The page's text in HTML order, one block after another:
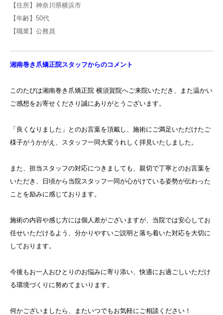
【住所】神奈川県横浜市
【年齢】50代
【職業】公務員
湘南巻き爪矯正院スタッフからのコメント
このたびは湘南巻き爪矯正院 横須賀院へご来院いただき、また温かい
ご感想をお寄せくださり誠にありがとうございます。
「良くなりました」とのお言葉を頂戴し、施術にご満足いただけたご
様子がうかがえ、スタッフ一同大変うれしく拝見いたしました。
また、担当スタッフの対応につきましても、親切で丁寧とのお言葉を
いただき、日頃から当院スタッフ一同が心がけている姿勢が伝わった
ことを励みに感じております。
施術の内容や感じ方には個人差がございますが、当院では安心してお
任せいただけるよう、分かりやすいご説明と落ち着いた対応を大切に
しております。
今後もお一人おひとりのお悩みに寄り添い、快適にお過ごしいただけ
る環境づくりに努めてまいります。
何かございましたら、またいつでもお気軽にご相談ください！